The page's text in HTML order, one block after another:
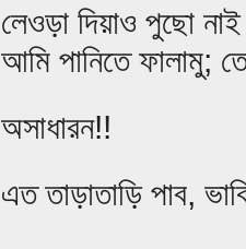
লেওড়া দিয়াও পুছো
আমি পানিতে ফালামু;
অসাধারন!!
এত তাড়াতাড়ি পাব,